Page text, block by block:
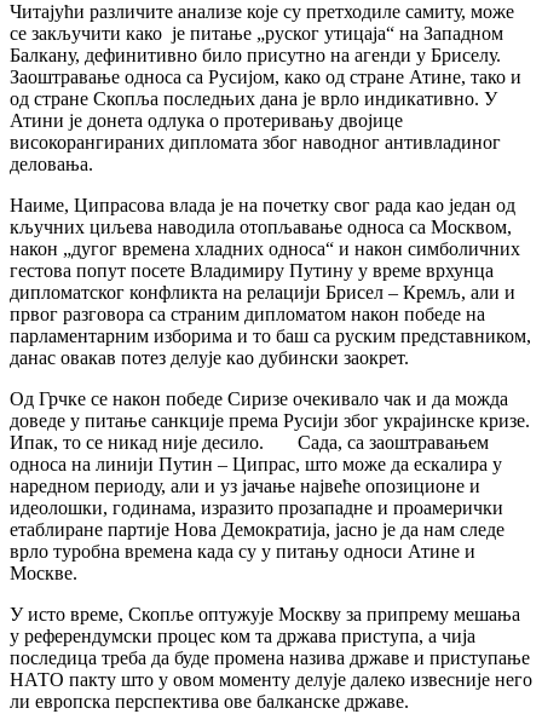
Читајући различите анализе које су претходиле самиту, може
се закључити како је питање „руског утицаја“ на Западном
Балкану, дефинитивно било присутно на агенди у Бриселу.
Заоштравање односа са Русијом, како од стране Атине, тако и
од стране Скопља последњих дана је врло индикативно. У
Атини је донета одлука о протеривању двојице
високорангираних дипломата због наводног антивладиног
деловања.
Наиме, Ципрасова влада је на почетку свог рада као један од
кључних циљева наводила отопљавање односа са Москвом,
након „дугог времена хладних односа“ и након симболичних
гестова попут посете Владимиру Путину у време врхунца
дипломатског конфликта на релацији Брисел – Кремљ, али и
првог разговора са страним дипломатом након победе на
парламентарним изборима и то баш са руским представником,
данас овакав потез делује као дубински заокрет.
Од Грчке се након победе Сиризе очекивало чак и да можда
доведе у питање санкције према Русији због украјинске кризе.
Ипак, то се никад није десило. Сада, са заоштравањем
односа на линији Путин – Ципрас, што може да ескалира у
наредном периоду, али и уз јачање највеће опозиционе и
идеолошки, годинама, изразито прозападне и проамерички
етаблиране партије Нова Демократија, јасно је да нам следе
врло туробна времена када су у питању односи Атине и
Москве.
У исто време, Скопље оптужује Москву за припрему мешања
у референдумски процес ком та држава приступа, а чија
последица треба да буде промена назива државе и приступање
НАТО пакту што у овом моменту делује далеко извесније него
ли европска перспектива ове балканске државе.